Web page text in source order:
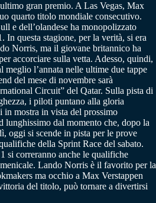
gran premio. A Las Vegas, Max
quarto titolo mondiale consecutivo.
e dell’olandese ha monopolizzato
In questa stagione, per la verità, si era
Norris, ma il giovane britannico ha
accorciare sulla vetta. Adesso, quindi,
meglio l’annata nelle ultime due tappe
del mese di novembre sarà
Circuit” del Qatar. Sulla pista di
i piloti puntano alla gloria
in mostra in vista del prossimo
lunghissimo dal momento che, dopo la
oggi si scende in pista per le prove
della Sprint Race del sabato.
si correranno anche le qualifiche
Lando Norris è il favorito per la
ma occhio a Max Verstappen
del titolo, può tornare a divertirsi